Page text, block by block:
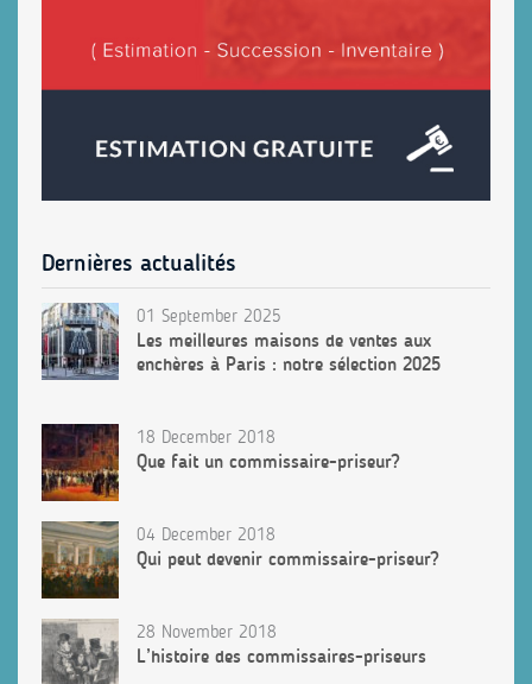
Dernières actualités
01 September 2025
Les meilleures maisons de ventes aux
enchères à Paris : notre sélection 2025
18 December 2018
Que fait un commissaire-priseur?
04 December 2018
Qui peut devenir commissaire-priseur?
28 November 2018
L’histoire des commissaires-priseurs